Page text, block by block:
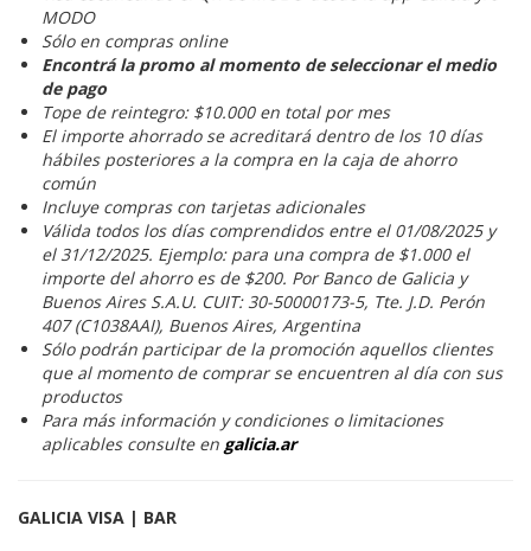
MODO
Sólo en compras online
Encontrá la promo al momento de seleccionar el medio
de pago
Tope de reintegro: $10.000 en total por mes
El importe ahorrado se acreditará dentro de los 10 días
hábiles posteriores a la compra en la caja de ahorro
común
Incluye compras con tarjetas adicionales
Válida todos los días comprendidos entre el 01/08/2025 y
el 31/12/2025. Ejemplo: para una compra de $1.000 el
importe del ahorro es de $200. Por Banco de Galicia y
Buenos Aires S.A.U. CUIT: 30-50000173-5, Tte. J.D. Perón
407 (C1038AAI), Buenos Aires, Argentina
Sólo podrán participar de la promoción aquellos clientes
que al momento de comprar se encuentren al día con sus
productos
Para más información y condiciones o limitaciones
aplicables consulte en galicia.ar
GALICIA VISA | BAR